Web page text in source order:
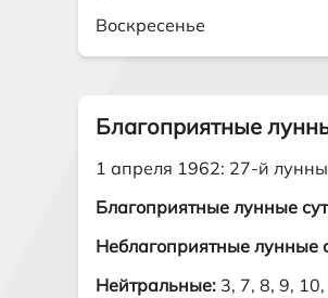
Воскресенье
Благоприятные
1 апреля 1962: 27-й
Благоприятные лунные
Неблагоприятные лунные
Нейтральные: 3, 7, 8, 9,